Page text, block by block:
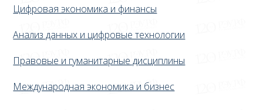
Цифровая экономика и финансы
Анализ данных и цифровые технологии
Правовые и гуманитарные дисциплины
Международная экономика и бизнес